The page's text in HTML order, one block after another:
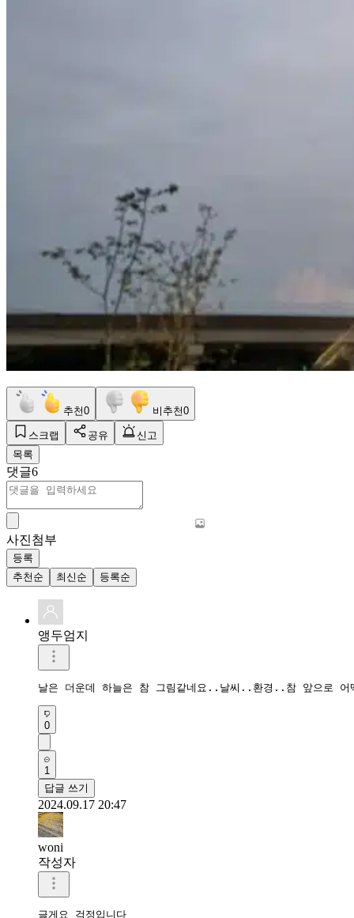
추천0 비추천0
스크랩 공유
신고
목록
댓글6
사진첨부
등록
추천순
최신순 등록순
앵두엄지
날은 더운데 하늘은 참 그림같네요..날씨..환경..참 앞으로
0
1
답글 쓰기
2024.09.17 20:47
woni
작성자
글게요 걱정입니다